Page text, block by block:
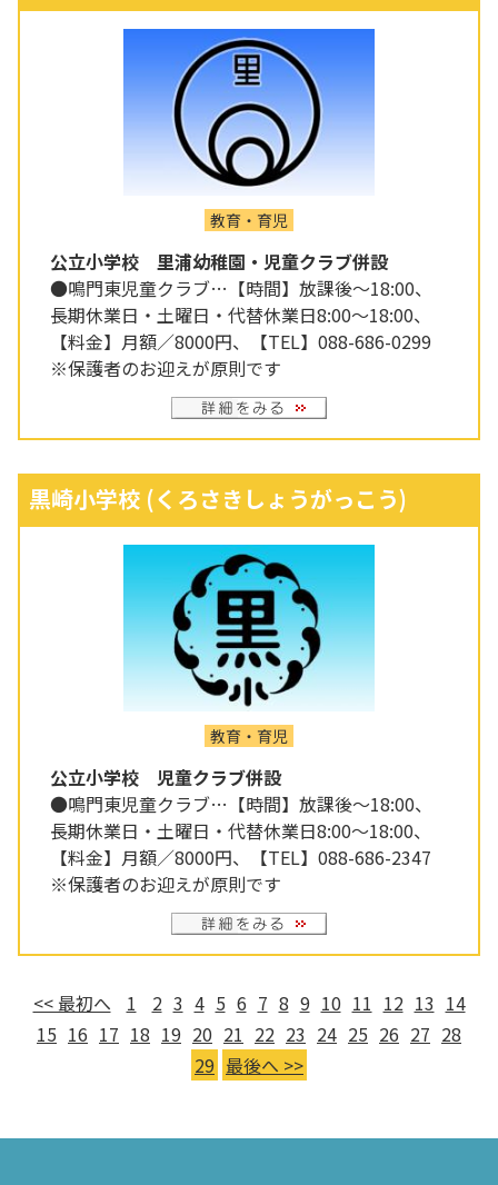
教育・育児
公立小学校 里浦幼稚園・児童クラブ併設
●鳴門東児童クラブ…【時間】放課後～18:00、
長期休業日・土曜日・代替休業日8:00～18:00、
【料金】月額／8000円、【TEL】088-686-0299
※保護者のお迎えが原則です
黒崎小学校 (くろさきしょうがっこう)
教育・育児
公立小学校 児童クラブ併設
●鳴門東児童クラブ…【時間】放課後～18:00、
長期休業日・土曜日・代替休業日8:00～18:00、
【料金】月額／8000円、【TEL】088-686-2347
※保護者のお迎えが原則です
<< 最初へ 1 2 3 4 5 6 7 8 9 10 11 12 13 14
15 16 17 18 19 20 21 22 23 24 25 26 27 28
29 最後へ >>